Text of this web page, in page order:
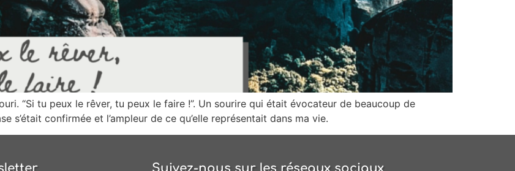
“Si tu peux le rêver, tu peux le faire !”. Un sourire qui était évocateur de beaucoup de
s’était confirmée et l’ampleur de ce qu’elle représentait dans ma vie.
Suivez-nous sur les réseaux sociaux